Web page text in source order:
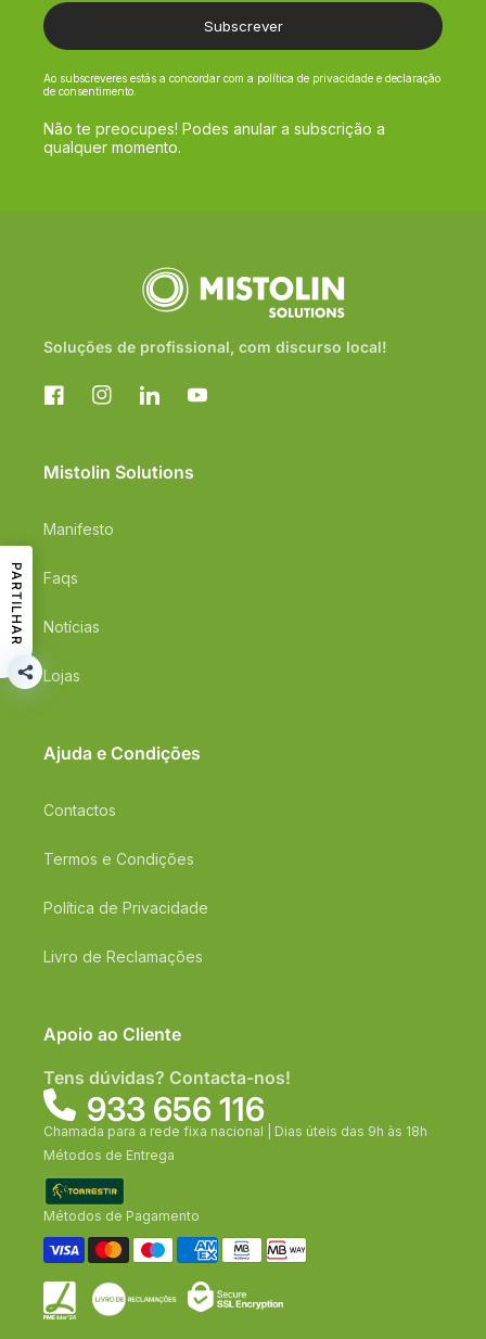
Subscrever
Ao subscreveres estás a concordar com a política de privacidade e declaração
de consentimento.
Não te preocupes! Podes anular a subscrição a
qualquer momento.
Soluções de profissional, com discurso local!
FacebookInstagramTranslationYouTube
Mistolin Solutions
Manifesto
Faqs
Notícias
Lojas
Ajuda e Condições
Contactos
Termos e Condições
Política de Privacidade
Livro de Reclamações
Apoio ao Cliente
Tens dúvidas? Contacta-nos!
933 656 116
Chamada para a rede fixa nacional | Dias úteis das 9h às 18h
Métodos de Entrega
Métodos de Pagamento
PARTILHAR